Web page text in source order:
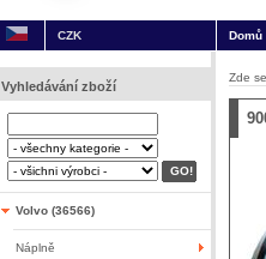
CZK Domů
Vyhledávání zboží
Volvo (36566)
Náplně
Zde